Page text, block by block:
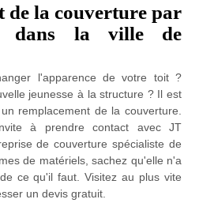
de la couverture par
dans la ville de
l'apparence de votre toit ?
jeunesse à la structure ? Il est
remplacement de la couverture.
à prendre contact avec JT
de couverture spécialiste de
de matériels, sachez qu'elle n'a
ce qu'il faut. Visitez au plus vite
un devis gratuit.